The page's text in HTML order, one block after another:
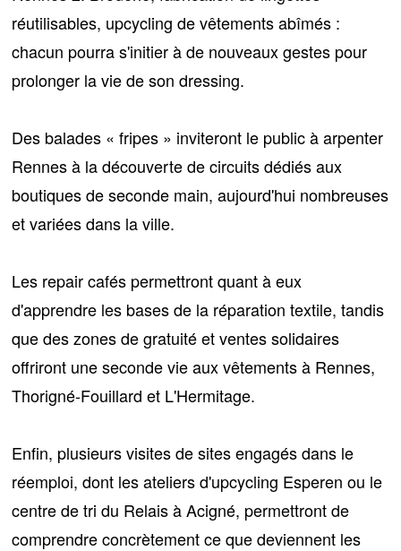
réutilisables, upcycling de vêtements abîmés :
chacun pourra s'initier à de nouveaux gestes pour
prolonger la vie de son dressing.
Des balades « fripes » inviteront le public à arpenter
Rennesà la découverte de circuits dédiés aux
boutiques de seconde main, aujourd'hui nombreuses
et variées dans la ville.
Les repair cafés permettront quant à eux
d'apprendre les bases de la réparation textile, tandis
que des zones de gratuité et ventes solidaires
offriront une seconde vie aux vêtements à Rennes,
Thorigné-Fouillard et L'Hermitage.
Enfin, plusieurs visites de sites engagés dans le
réemploi, dont les ateliers d'upcycling Esperen ou le
centre de tri du Relais à Acigné, permettront de
comprendre concrètementce que deviennent les